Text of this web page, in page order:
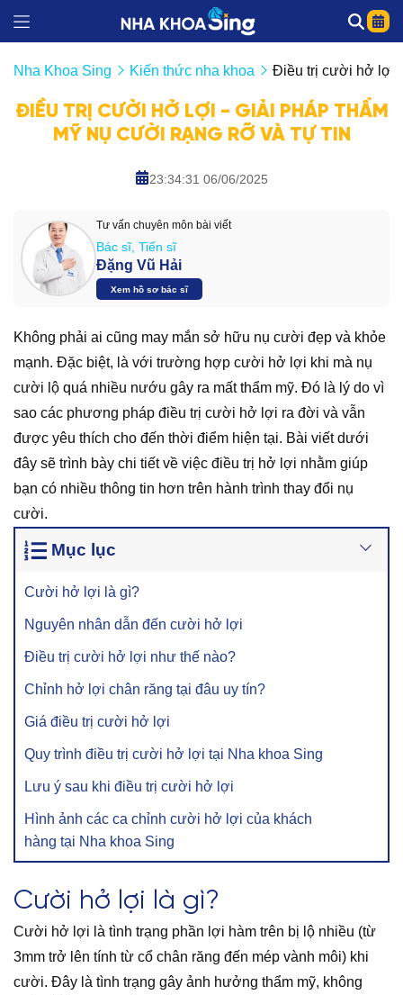
Nha Khoa Sing Kiến thức nha khoa Điều trị cười hở lợi -
ĐIỀU TRỊ CƯỜI HỞ LỢI - GIẢI PHÁP THẨM
MỸ NỤ CƯỜI RẠNG RỠ VÀ TỰ TIN
23:34:31 06/06/2025
Tư vấn chuyên môn bài viết
Bác sĩ, Tiến sĩ
Đặng Vũ Hải
Xem hồ sơ bác sĩ
Không phải ai cũng may mắn sở hữu nụ cười đẹp và khỏe
mạnh. Đặc biệt, là với trường hợp cười hở lợi khi mà nụ
cười lộ quá nhiều nướu gây ra mất thẩm mỹ. Đó là lý do vì
sao các phương pháp điều trị cười hở lợi ra đời và vẫn
được yêu thích cho đến thời điểm hiện tại. Bài viết dưới
đây sẽ trình bày chi tiết về việc điều trị hở lợi nhằm giúp
bạn có nhiều thông tin hơn trên hành trình thay đổi nụ
cười.
Mục lục
Cười hở lợi là gì?
Nguyên nhân dẫn đến cười hở lợi
Điều trị cười hở lợi như thế nào?
Chỉnh hở lợi chân răng tại đâu uy tín?
Giá điều trị cười hở lợi
Quy trình điều trị cười hở lợi tại Nha khoa Sing
Lưu ý sau khi điều trị cười hở lợi
Hình ảnh các ca chỉnh cười hở lợi của khách
hàng tại Nha khoa Sing
Cười hở lợi là gì?
Cười hở lợi là tình trạng phần lợi hàm trên bị lộ nhiều (từ
3mm trở lên tính từ cổ chân răng đến mép vành môi) khi
cười. Đây là tình trạng gây ảnh hưởng thẩm mỹ, không